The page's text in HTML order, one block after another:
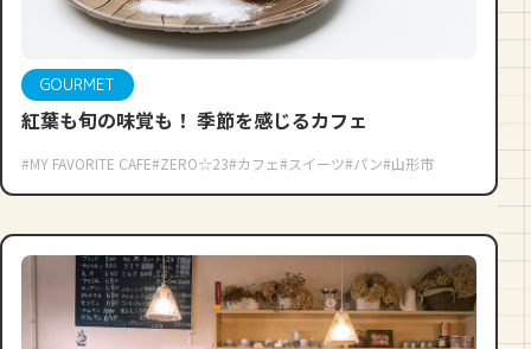
GOURMET
紅葉も旬の味覚も！ 季節を感じるカフェ
#MY FAVORITE CAFE#ZERO☆23#カフェ#スイーツ#パン#山形市